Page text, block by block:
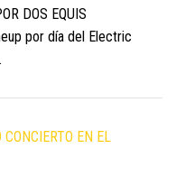
DOS EQUIS
por día del Electric